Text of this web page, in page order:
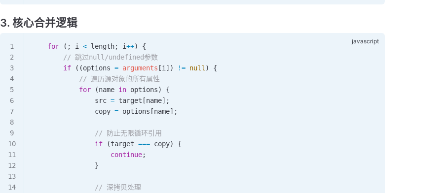
3. 核心合并逻辑
    for
(; i < length; i++) {
        // 跳过null/undefined参数
        if
((options = arguments [i ]) != null ) {
            // 遍历源对象的所有属性
            for
(name in options) {
                src
= target [name];
                copy
= options [name];
                // 防止无限循环引用
                if
(target === copy) {
                    continue
;
                }
                // 深拷贝处理